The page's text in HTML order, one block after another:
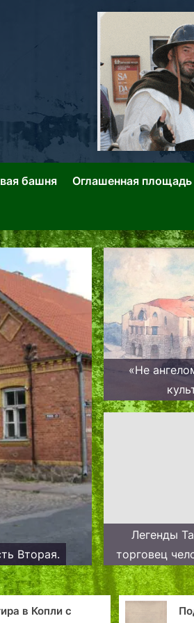
Городских Легенд
башня Оглашенная площадь
Вильянди. Лето 2007 года. Часть Вторая.
«Не
Легенды
торговец
Подворье,